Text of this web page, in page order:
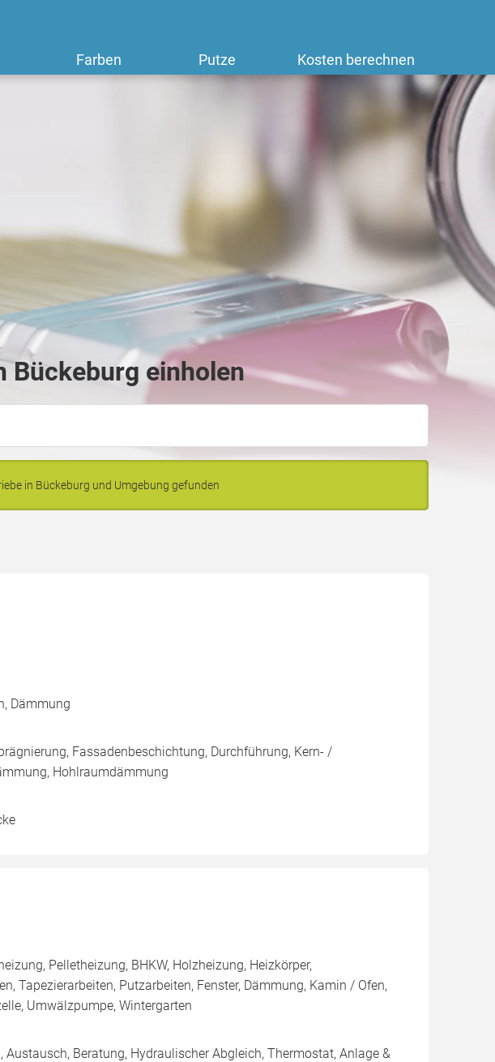
Farben Putze Kosten berechnen
Bückeburg einholen
in Bückeburg und Umgebung gefunden
Dämmung
Fassadenbeschichtung, Durchführung, Kern- /
Hohlraumdämmung
Pelletheizung, BHKW, Holzheizung, Heizkörper,
Tapezierarbeiten, Putzarbeiten, Fenster, Dämmung, Kamin / Ofen,
Umwälzpumpe, Wintergarten
Beratung, Hydraulischer Abgleich, Thermostat, Anlage &